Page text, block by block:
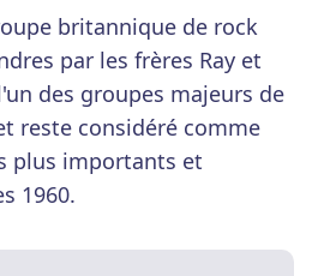
britannique de rock
par les frères Ray et
des groupes majeurs de
reste considéré comme
plus importants et
1960.